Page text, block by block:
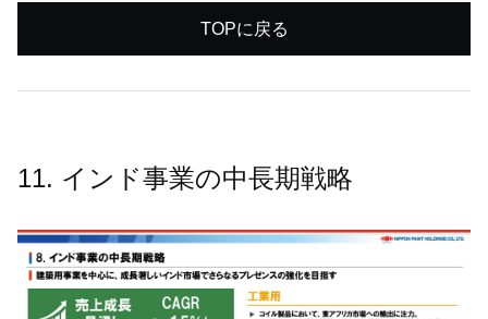
TOPに戻る
11. インド事業の中長期戦略